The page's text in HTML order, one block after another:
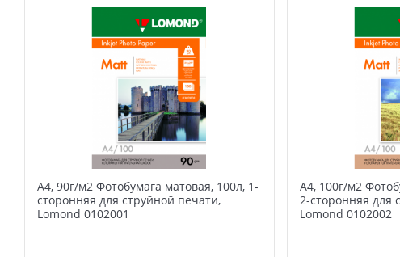
А4, 90г/м2 Фотобумага матовая, 100л, 1-
сторонняя для струйной печати,
Lomond 0102001
А4, 100г/м2
2-сторонняя для
Lomond 0102002